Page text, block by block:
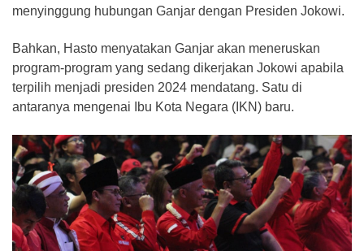
menyinggung hubungan Ganjar dengan Presiden Jokowi.
Bahkan, Hasto menyatakan Ganjar akan meneruskan
program-program yang sedang dikerjakan Jokowi apabila
terpilih menjadi presiden 2024 mendatang. Satu di
antaranya mengenai Ibu Kota Negara (IKN) baru.